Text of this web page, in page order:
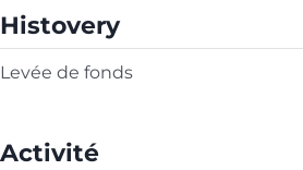
Histovery
Levée de fonds
Activité